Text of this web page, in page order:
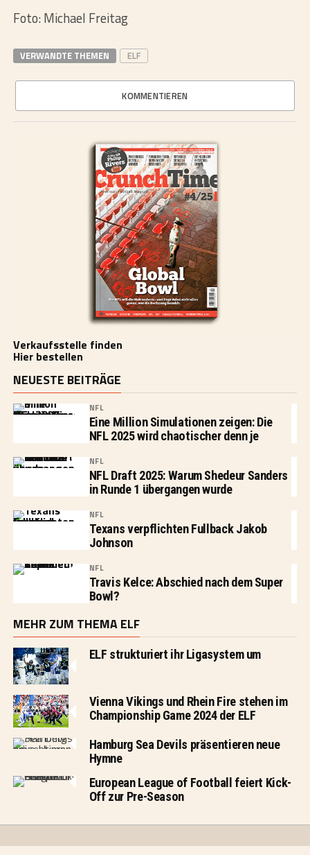
Foto: Michael Freitag
VERWANDTE THEMEN ELF
KOMMENTIEREN
Verkaufsstelle finden
Hier bestellen
NEUESTE BEITRÄGE
NFL
Eine Million Simulationen zeigen: Die
NFL 2025 wird chaotischer denn je
NFL
NFL Draft 2025: Warum Shedeur Sanders
in Runde 1 übergangen wurde
NFL
Texans verpflichten Fullback Jakob
Johnson
NFL
Travis Kelce: Abschied nach dem Super
Bowl?
MEHR ZUM THEMA ELF
ELF strukturiert ihr Ligasystem um
Vienna Vikings und Rhein Fire stehen im
Championship Game 2024 der ELF
Hamburg Sea Devils präsentieren neue
Hymne
European League of Football feiert Kick-
Off zur Pre-Season